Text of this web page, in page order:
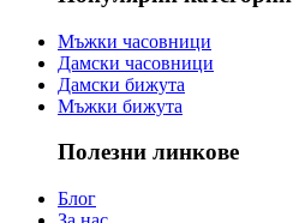
Мъжки часовници
Дамски часовници
Дамски бижута
Мъжки бижута
Полезни линкове
Блог